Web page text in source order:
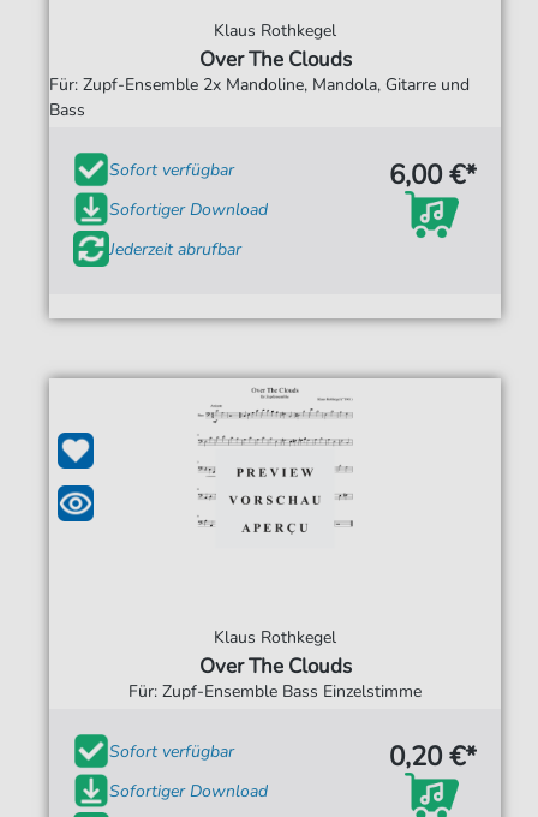
Klaus Rothkegel
Over The Clouds
Für: Zupf-Ensemble 2x Mandoline, Mandola, Gitarre und
Bass
Sofort verfügbar
Sofortiger Download
Jederzeit abrufbar
6,00 €*
Klaus Rothkegel
Over The Clouds
Für: Zupf-Ensemble Bass Einzelstimme
Sofort verfügbar
Sofortiger Download
0,20 €*